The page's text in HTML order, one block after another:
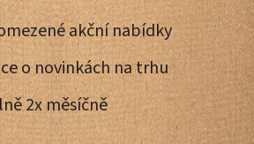
akční nabídky
o novinkách na trhu
2x měsíčně